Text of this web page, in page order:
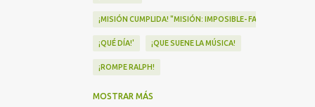
¡MISIÓN CUMPLIDA! "MISIÓN: IMPOSIBLE- FALLOUT" Nº1 EN
¡QUÉ DÍA!' ¡QUE SUENE LA MÚSICA!
¡ROMPE RALPH!
¡VA POR NOSOTRAS!
MOSTRAR MÁS